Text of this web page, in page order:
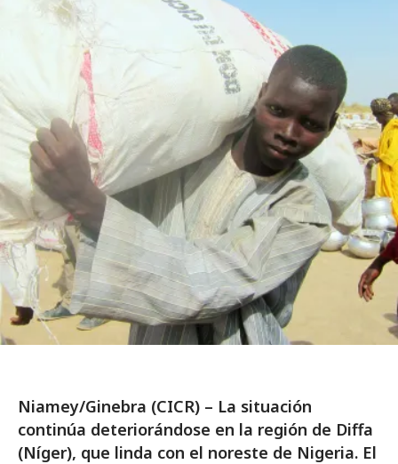
Niamey/Ginebra (CICR) – La situación
continúa deteriorándose en la región de Diffa
(Níger), que linda con el noreste de Nigeria. El